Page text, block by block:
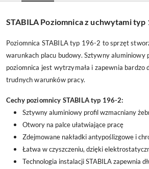
STABILA Poziomnica z uchwytami typ
Poziomnica STABILA typ 196-2 to sprzęt
warunkach placu budowy. Sztywny aluminiowy
poziomnica jest wytrzymała i zapewnia bardzo
trudnych warunków pracy.
Cechy poziomnicy STABILA typ 196-2:
Sztywny aluminiowy profil wzmacniany
Otwory na palce ułatwiające pracę
Zdejmowane nakładki antypoślizgowe i
Łatwa w czyszczeniu, dzięki
Technologia instalacji STABILA zapewnia